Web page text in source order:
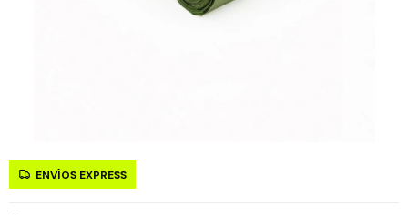
ENVÍOS EXPRESS